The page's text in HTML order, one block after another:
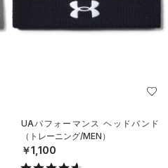
UAパフォーマンス ヘッドバンド
（トレーニング/MEN）
￥1,100